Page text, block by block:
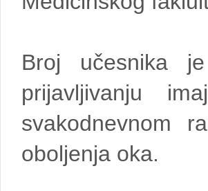
Broj učesnika
prijavljivanju
svakodnevnom
oboljenja oka.